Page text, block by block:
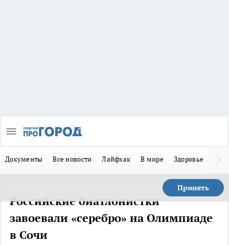
Документы Все новости Лайфхак В мире Здоровье
Принять
Российские биатлонистки
завоевали «серебро» на Олимпиаде
в Сочи